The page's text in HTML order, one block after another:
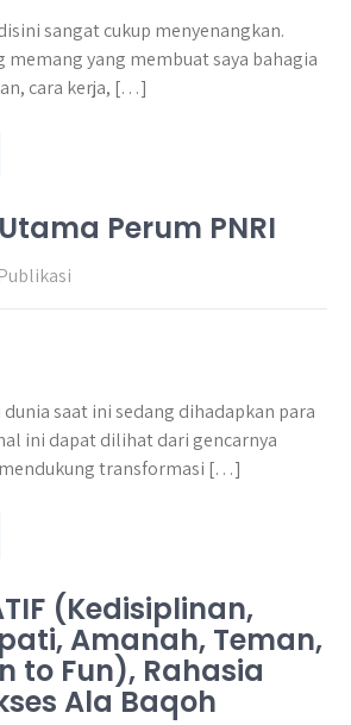
sangat cukup menyenangkan.
memang yang membuat saya bahagia
cara kerja, […]
Perum PNRI
Publikasi
saat ini sedang dihadapkan para
ini dapat dilihat dari gencarnya
transformasi […]
(Kedisiplinan,
Amanah, Teman,
to Fun), Rahasia
Ala Baqoh